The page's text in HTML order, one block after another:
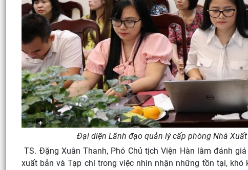
Đại diện Lãnh đạo quản lý cấp phòng Nhà
TS. Đặng Xuân Thanh, Phó Chủ tịch Viện Hàn lâm đánh
xuất bản và Tạp chí trong việc nhìn nhận những tồn tại,